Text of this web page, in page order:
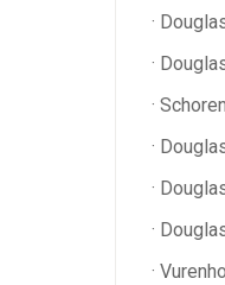
·
·
·
·
·
·
·